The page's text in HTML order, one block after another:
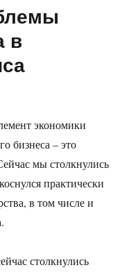
в
экономики
бизнеса – это
мы столкнулись
практически
в том числе и
столкнулись